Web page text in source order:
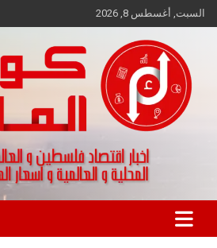
Skip
to
السبت, أغسطس 8, 2026
كواليس المال
اخبار اقتصاد فلسطين و العالم و تقارير